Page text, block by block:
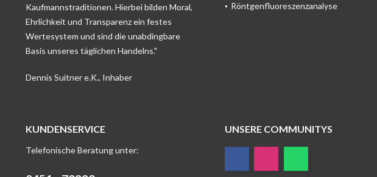
Kaufmannstraditionen. Hierbei bilden Moral,
Ehrlichkeit und Transparenz ein festes
Wertesystem und sind die unabdingbare
Basis unseres täglichen Handelns."
Dennis Suitner e.K., Inhaber
Röntgenfluoreszenzanalyse
KUNDENSERVICE
Telefonische Beratung unter:
UNSERE COMMUNITYS